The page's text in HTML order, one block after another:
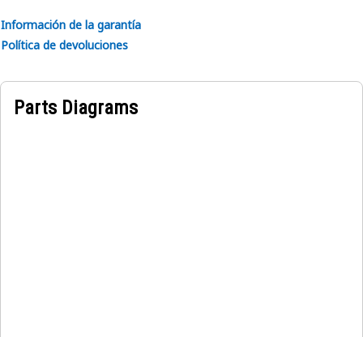
Información de la garantía
Política de devoluciones
Parts Diagrams